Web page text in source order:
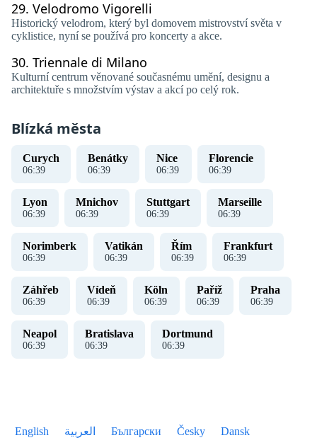
29. Velodromo Vigorelli
Historický velodrom, který byl domovem mistrovství světa v
cyklistice, nyní se používá pro koncerty a akce.
30. Triennale di Milano
Kulturní centrum věnované současnému umění, designu a
architektuře s množstvím výstav a akcí po celý rok.
Blízká města
Curych
06:39
Benátky
06:39
Nice
06:39
Florencie
06:39
Lyon
06:39
Mnichov
06:39
Stuttgart
06:39
Marseille
06:39
Norimberk
06:39
Vatikán
06:39
Řím
06:39
Frankfurt
06:39
Záhřeb
06:39
Vídeň
06:39
Köln
06:39
Paříž
06:39
Praha
06:39
Neapol
06:39
Bratislava
06:39
Dortmund
06:39
English العربية Български Česky Dansk